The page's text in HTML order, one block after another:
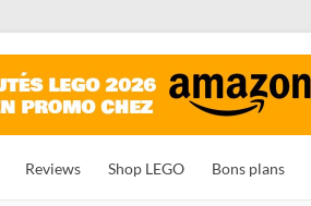
Reviews Shop LEGO Bons plans